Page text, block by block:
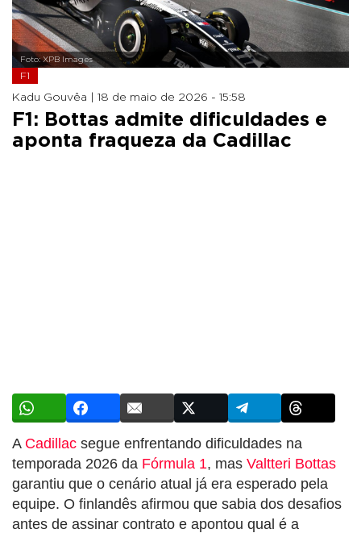
Foto: XPB Images
F1
Kadu Gouvêa | 18 de maio de 2026 - 15:58
F1: Bottas admite dificuldades e
aponta fraqueza da Cadillac
A Cadillac segue enfrentando dificuldades na
temporada 2026 da Fórmula 1, mas Valtteri Bottas
garantiu que o cenário atual já era esperado pela
equipe. O finlandês afirmou que sabia dos desafios
antes de assinar contrato e apontou qual é a